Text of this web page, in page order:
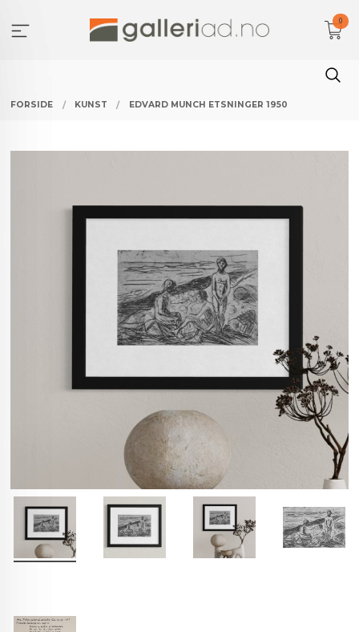
innholdet
0
FORSIDE KUNST EDVARD MUNCH ETSNINGER 1950